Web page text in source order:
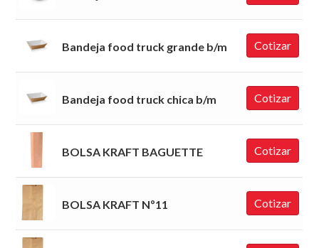
Bandeja food truck grande b/m Cotizar
Bandeja food truck chica b/m Cotizar
BOLSA KRAFT BAGUETTE Cotizar
BOLSA KRAFT Nº11 Cotizar